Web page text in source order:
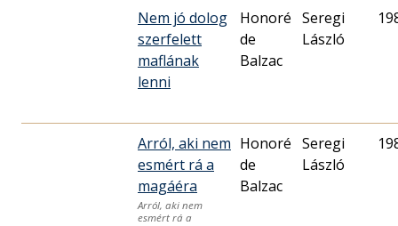
Nem jó dolog
szerfelett
maflának
lenni
Honoré
de
Balzac
Seregi
László
Arról, aki nem
esmért rá a
magáéra
Arról, aki nem
esmért rá a
Honoré
de
Balzac
Seregi
László